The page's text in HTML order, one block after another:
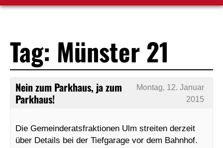
Tag: Münster 21
Nein zum Parkhaus, ja zum
Parkhaus!
Montag, 12. Januar
2015
Die Gemeinderatsfraktionen Ulm streiten derzeit
über Details bei der Tiefgarage vor dem Bahnhof.